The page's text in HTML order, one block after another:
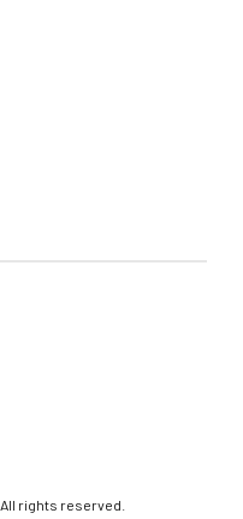
. All rights reserved.